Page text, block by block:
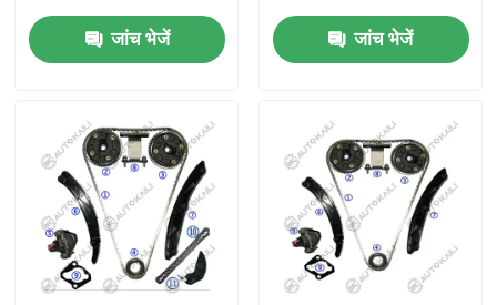
उत्पाद
विडियो
हमारे बारे में
कारखाने का दौरा
जांच भेजें जांच भेजें